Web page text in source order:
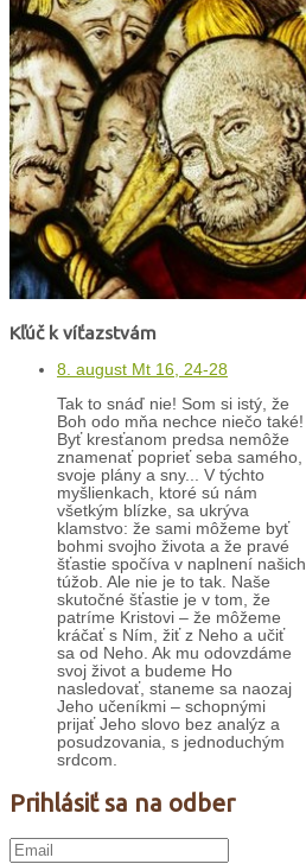
Kľúč k víťazstvám
8. august Mt 16, 24-28
Tak to snáď nie! Som si istý, že
Boh odo mňa nechce niečo také!
Byť kresťanom predsa nemôže
znamenať poprieť seba samého,
svoje plány a sny... V týchto
myšlienkach, ktoré sú nám
všetkým blízke, sa ukrýva
klamstvo: že sami môžeme byť
bohmi svojho života a že pravé
šťastie spočíva v naplnení našich
túžob. Ale nie je to tak. Naše
skutočné šťastie je v tom, že
patríme Kristovi – že môžeme
kráčať s Ním, žiť z Neho a učiť
sa od Neho. Ak mu odovzdáme
svoj život a budeme Ho
nasledovať, staneme sa naozaj
Jeho učeníkmi – schopnými
prijať Jeho slovo bez analýz a
posudzovania, s jednoduchým
srdcom.
Prihlásiť sa na odber